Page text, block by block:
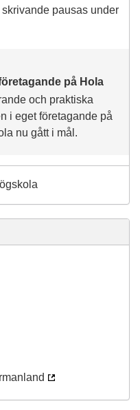
skrivande pausas under
på Hola
och praktiska
i eget företagande på
nu gått i mål.